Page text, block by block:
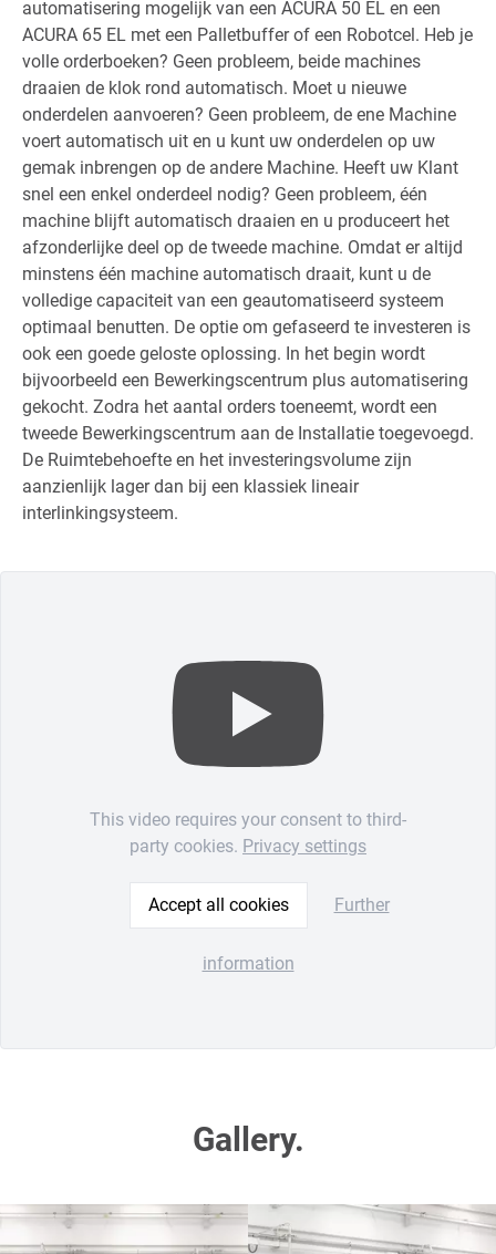
automatisering mogelijk van een ACURA 50 EL en een
ACURA 65 EL met een Palletbuffer of een Robotcel. Heb je
volle orderboeken? Geen probleem, beide machines
draaien de klok rond automatisch. Moet u nieuwe
onderdelen aanvoeren? Geen probleem, de ene Machine
voert automatisch uit en u kunt uw onderdelen op uw
gemak inbrengen op de andere Machine. Heeft uw Klant
snel een enkel onderdeel nodig? Geen probleem, één
machine blijft automatisch draaien en u produceert het
afzonderlijke deel op de tweede machine. Omdat er altijd
minstens één machine automatisch draait, kunt u de
volledige capaciteit van een geautomatiseerd systeem
optimaal benutten. De optie om gefaseerd te investeren is
ook een goede geloste oplossing. In het begin wordt
bijvoorbeeld een Bewerkingscentrum plus automatisering
gekocht. Zodra het aantal orders toeneemt, wordt een
tweede Bewerkingscentrum aan de Installatie toegevoegd.
De Ruimtebehoefte en het investeringsvolume zijn
aanzienlijk lager dan bij een klassiek lineair
interlinkingsysteem.
This video requires your consent to third-
party cookies. Privacy settings
Accept all cookies Further
information
Gallery.